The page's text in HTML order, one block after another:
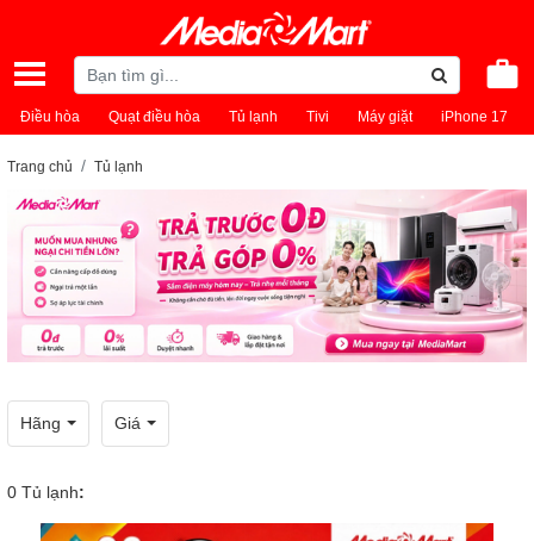
Điều hòa Quạt điều hòa Tủ lạnh Tivi Máy giặt iPhone 17
Trang chủ Tủ lạnh
Hãng Giá
0 Tủ lạnh: